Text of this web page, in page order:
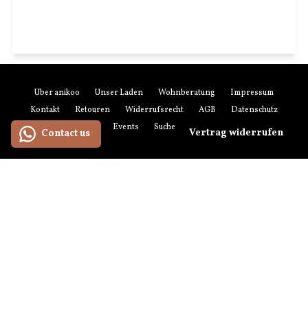
Über anikoo Unser Laden Wohnberatung
Impressum
Kontakt
Retouren Widerrufsrecht AGB
Datenschutz
Zahlung & Versand
Events Suchen Newsletter-Anmeldung
Vertrag widerrufen
Contact us